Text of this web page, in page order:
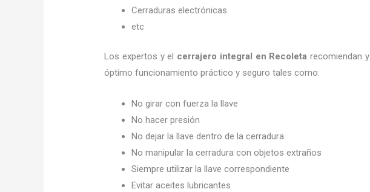
Cerraduras electrónicas
etc
Los expertos y el cerrajero integral en Recoleta recomiendan y
óptimo funcionamiento práctico y seguro tales como:
No girar con fuerza la llave
No hacer presión
No dejar la llave dentro de la cerradura
No manipular la cerradura con objetos extraños
Siempre utilizar la llave correspondiente
Evitar aceites lubricantes